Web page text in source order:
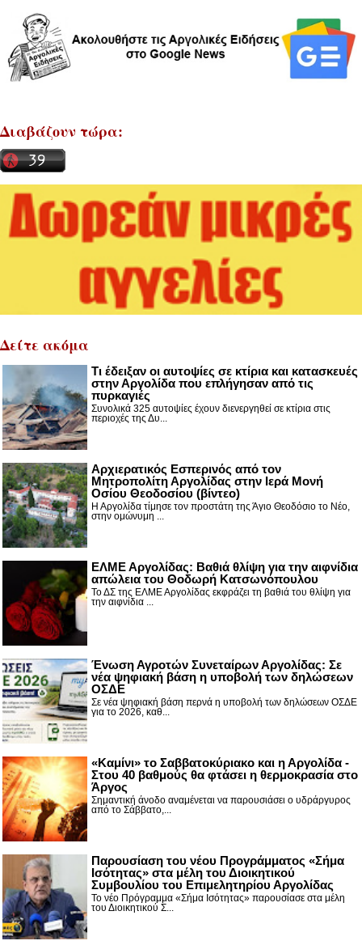
Διαβάζουν τώρα:
Δείτε ακόμα
Τι έδειξαν οι αυτοψίες σε κτίρια και κατασκευές
στην Αργολίδα που επλήγησαν από τις
πυρκαγιές
Συνολικά 325 αυτοψίες έχουν διενεργηθεί σε κτίρια στις
περιοχές της Δυ...
Αρχιερατικός Εσπερινός από τον
Μητροπολίτη Αργολίδας στην Ιερά Μονή
Οσίου Θεοδοσίου (βίντεο)
Η Αργολίδα τίμησε τον προστάτη της Άγιο Θεοδόσιο το Νέο,
στην ομώνυμη ...
ΕΛΜΕ Αργολίδας: Βαθιά θλίψη για την αιφνίδια
απώλεια του Θοδωρή Κατσωνόπουλου
Το ΔΣ της ΕΛΜΕ Αργολίδας εκφράζει τη βαθιά του θλίψη για
την αιφνίδια ...
Ένωση Αγροτών Συνεταίρων Αργολίδας: Σε
νέα ψηφιακή βάση η υποβολή των δηλώσεων
ΟΣΔΕ
Σε νέα ψηφιακή βάση περνά η υποβολή των δηλώσεων ΟΣΔΕ
για το 2026, καθ...
«Καμίνι» το Σαββατοκύριακο και η Αργολίδα -
Στου 40 βαθμούς θα φτάσει η θερμοκρασία στο
Άργος
Σημαντική άνοδο αναμένεται να παρουσιάσει ο υδράργυρος
από το Σάββατο,...
Παρουσίαση του νέου Προγράμματος «Σήμα
Ισότητας» στα μέλη του Διοικητικού
Συμβουλίου του Επιμελητηρίου Αργολίδας
Το νέο Πρόγραμμα «Σήμα Ισότητας» παρουσίασε στα μέλη
του Διοικητικού Σ...